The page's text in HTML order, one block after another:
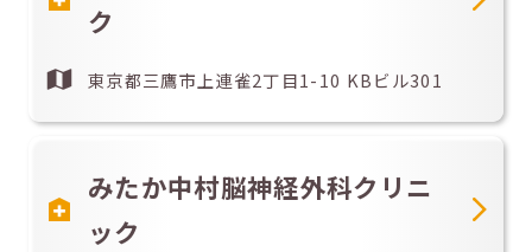
ク
東京都三鷹市上連雀2丁目1-10 KBビル301
みたか中村脳神経外科クリニ
ック